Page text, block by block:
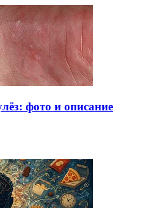
фото и описание